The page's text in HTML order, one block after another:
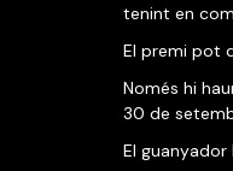
tenint en
El premi pot
Només hi
30 de
El guanyador